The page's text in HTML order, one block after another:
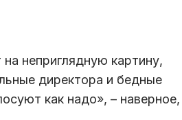
неприглядную картину,
директора и бедные
как надо», – наверное,